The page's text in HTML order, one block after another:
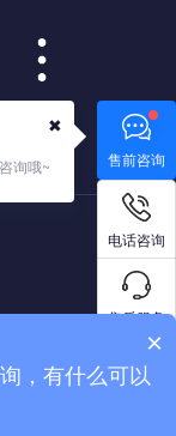
查看更多
售前咨询
询哦~
✖
电话咨询
售后服务
×
，有什么可以